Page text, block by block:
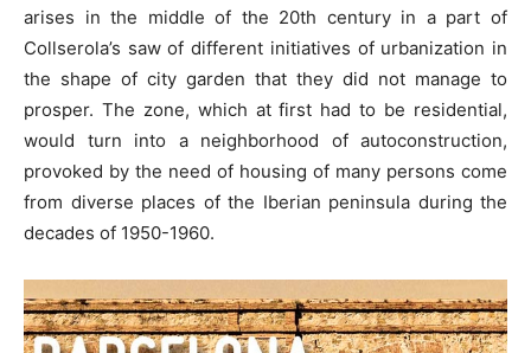
arises in the middle of the 20th century in a part of
Collserola’s saw of different initiatives of urbanization in
the shape of city garden that they did not manage to
prosper. The zone, which at first had to be residential,
would turn into a neighborhood of autoconstruction,
provoked by the need of housing of many persons come
from diverse places of the Iberian peninsula during the
decades of 1950-1960.